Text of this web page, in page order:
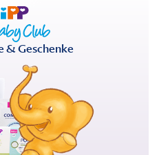
& Geschenke